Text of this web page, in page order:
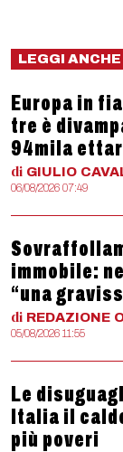
LEGGI ANCHE
Europa in
tre è
94mila
di GIULIO
06/08/2026 07:49
immobile:
“una
di REDAZIONE
05/08/2026 11:55
Le
Italia il
più poveri